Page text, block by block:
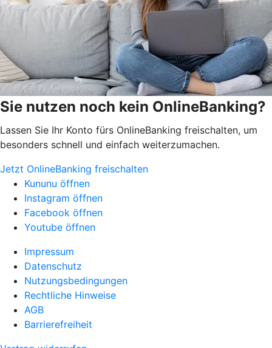
Sie nutzen noch kein OnlineBanking?
Lassen Sie Ihr Konto fürs OnlineBanking freischalten, um
besonders schnell und einfach weiterzumachen.
Jetzt OnlineBanking freischalten
Kununu öffnen
Instagram öffnen
Facebook öffnen
Youtube öffnen
Impressum
Datenschutz
Nutzungsbedingungen
Rechtliche Hinweise
AGB
Barrierefreiheit